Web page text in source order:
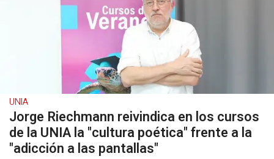
UNIA
Jorge Riechmann reivindica en los cursos
de la UNIA la "cultura poética" frente a la
"adicción a las pantallas"